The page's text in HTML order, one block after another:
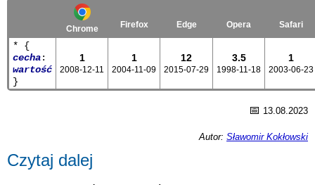
Chrome Firefox Edge Opera Safari
* {
cecha:
wartość
}
1
2008-12-11
1
2004-11-09
12
2015-07-29
3.5
1998-11-18
1
2003-06-23
📅 13.08.2023
Autor: Sławomir Kokłowski
Czytaj dalej